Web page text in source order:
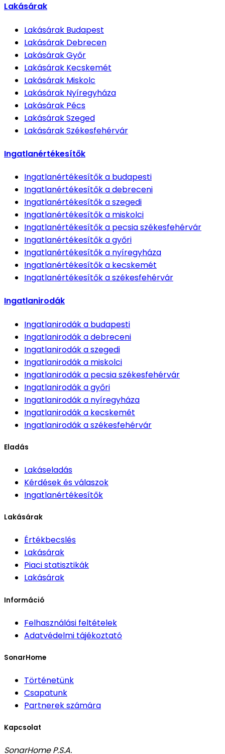
Lakásárak
Lakásárak Budapest
Lakásárak Debrecen
LakásárakGyőr
Lakásárak Kecskemét
Lakásárak Miskolc
Lakásárak Nyíregyháza
Lakásárak Pécs
LakásárakSzeged
LakásárakSzékesfehérvár
Ingatlanértékesítők
Ingatlanértékesítőka budapesti
Ingatlanértékesítőka debreceni
Ingatlanértékesítőka szegedi
Ingatlanértékesítőka miskolci
Ingatlanértékesítőka pecsia székesfehérvár
Ingatlanértékesítőka győri
Ingatlanértékesítőka nyíregyháza
Ingatlanértékesítőka kecskemét
Ingatlanértékesítőka székesfehérvár
Ingatlanirodák
Ingatlanirodáka budapesti
Ingatlanirodáka debreceni
Ingatlanirodáka szegedi
Ingatlanirodáka miskolci
Ingatlanirodáka pecsia székesfehérvár
Ingatlanirodáka győri
Ingatlanirodáka nyíregyháza
Ingatlanirodáka kecskemét
Ingatlanirodáka székesfehérvár
Eladás
Lakáseladás
Kérdések és válaszok
Ingatlanértékesítők
Lakásárak
Értékbecslés
Lakásárak
Piaci statisztikák
Lakásárak
Információ
Felhasználási feltételek
Adatvédelmi tájékoztató
SonarHome
Történetünk
Csapatunk
Partnerek számára
Kapcsolat
SonarHome P.S.A.